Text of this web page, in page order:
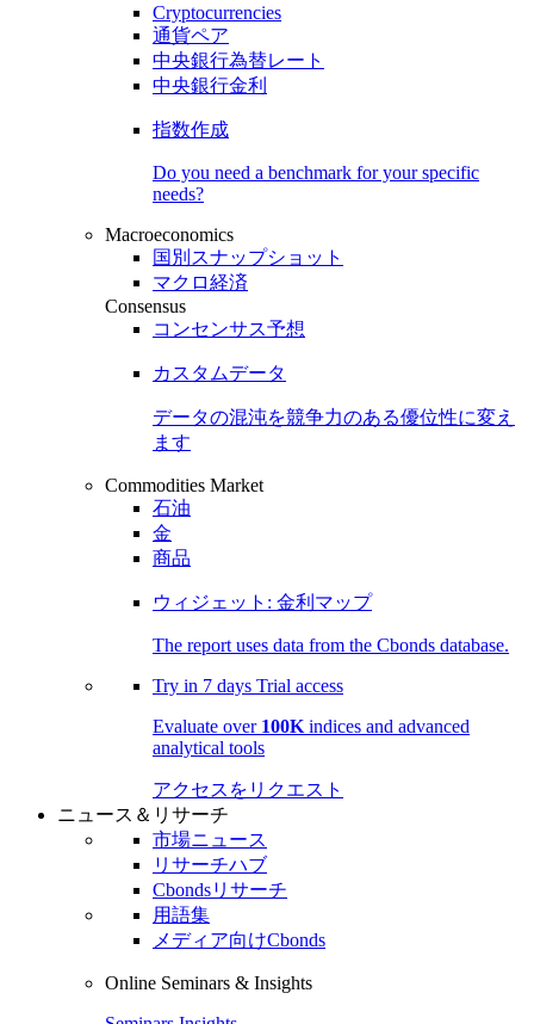
Cryptocurrencies
通貨ペア
中央銀行為替レート
中央銀行金利
指数作成
Do you need a benchmark for your specific
needs?
Macroeconomics
国別スナップショット
マクロ経済
Consensus
コンセンサス予想
カスタムデータ
データの混沌を競争力のある優位性に変え
ます
Commodities Market
石油
金
商品
ウィジェット: 金利マップ
The report uses data from the Cbonds database.
Try in 7 days Trial access
Evaluate over 100K indices and advanced
analytical tools
アクセスをリクエスト
ニュース＆リサーチ
市場ニュース
リサーチハブ
Cbondsリサーチ
用語集
メディア向けCbonds
Online Seminars & Insights